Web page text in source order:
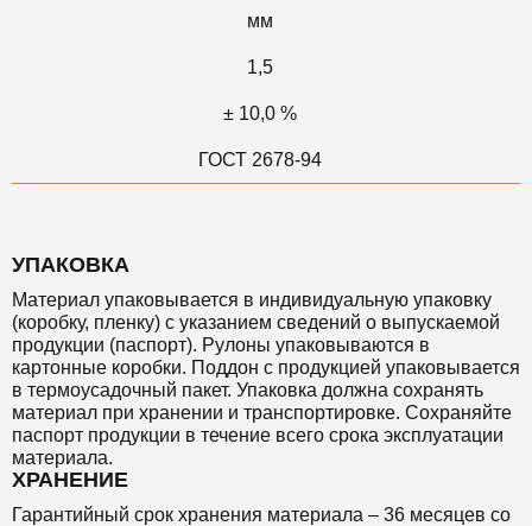
мм
1,5
± 10,0 %
ГОСТ 2678-94
УПАКОВКА
Материал упаковывается в индивидуальную упаковку
(коробку, пленку) с указанием сведений о выпускаемой
продукции (паспорт). Рулоны упаковываются в
картонные коробки. Поддон с продукцией упаковывается
в термоусадочный пакет. Упаковка должна сохранять
материал при хранении и транспортировке. Сохраняйте
паспорт продукции в течение всего срока эксплуатации
материала.
ХРАНЕНИЕ
Гарантийный срок хранения материала – 36 месяцев со